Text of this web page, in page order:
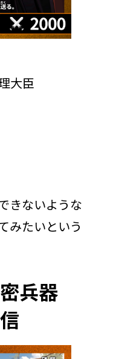
大臣
きないような
みたいという
兵器